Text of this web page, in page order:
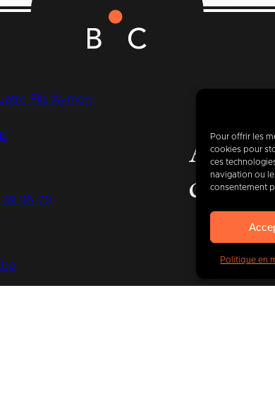
Pour offrir les
cookies pour
ces
navigation ou
consentement
Politique en
Fils Aymon,
39 95 70
de400